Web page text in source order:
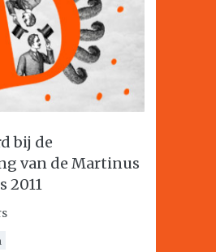
bij de
van de Martinus
2011